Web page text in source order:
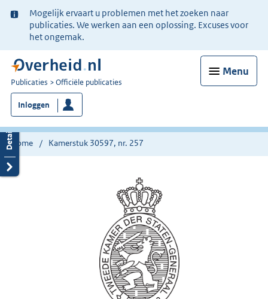
Ter
informatie:
Mogelijk ervaart u problemen met het zoeken naar
publicaties. We werken aan een oplossing. Excuses voor
het ongemak.
Menu
U
bent
nu
hier:
Publicaties Officiële publicaties
Inloggen
Home Kamerstuk 30597, nr. 257